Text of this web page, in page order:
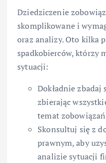
Dziedziczenie
skomplikowane i
oraz analizy. Oto kilka
spadkobierców, którzy
sytuacji:
Dokładnie zbadaj
zbierając
temat
Skonsultuj się z
prawnym, aby
analizie sytuacji